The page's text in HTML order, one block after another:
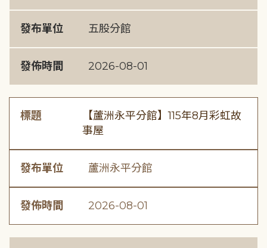
發布單位 五股分館
發佈時間 2026-08-01
標題
【蘆洲永平分館】115年8月彩虹故
事屋
發布單位 蘆洲永平分館
發佈時間 2026-08-01